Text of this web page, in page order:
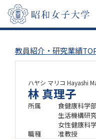
教員紹介・研究業績
ハヤシ マリコ Hayashi
林 真理子
所属
食健康科学
生活機構研
女性健康科
職種
准教授